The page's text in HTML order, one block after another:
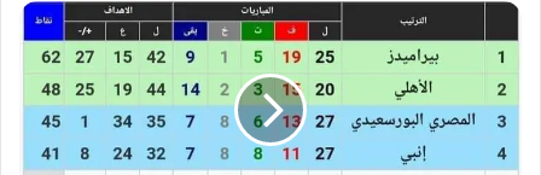
جدول
ترتيب
الدوري
المصري
في
والسبب